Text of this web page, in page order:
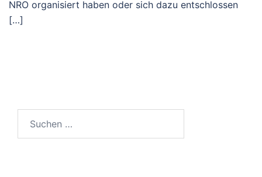
NRO organisiert haben oder sich dazu entschlossen
[…]
nach: